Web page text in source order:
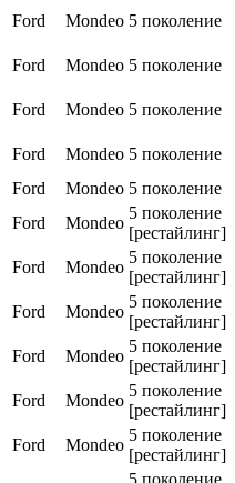
Ford
Mondeo 5 поколение
Ford
Mondeo 5 поколение
Ford
Mondeo 5 поколение
Ford
Mondeo 5 поколение
Ford
Mondeo 5 поколение
Ford
Mondeo
5 поколение
[рестайлинг]
Ford Mondeo
5 поколение
[рестайлинг]
Ford Mondeo
5 поколение
[рестайлинг]
Ford Mondeo
5 поколение
[рестайлинг]
Ford Mondeo
5 поколение
[рестайлинг]
Ford Mondeo
5 поколение
[рестайлинг]